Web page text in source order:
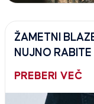
ŽAMETNI
NUJNO RABITE
PREBERI VEČ